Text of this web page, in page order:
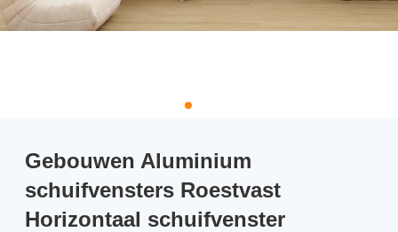
Gebouwen Aluminium
schuifvensters Roestvast
Horizontaal schuifvenster